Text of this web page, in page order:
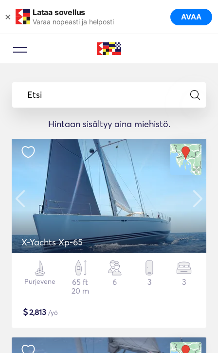
× Lataa sovellus
Varaa nopeasti ja helposti AVAA
Etsi
Hintaan sisältyy aina miehistö.
X-Yachts Xp-65
Purjevene
65 ft
20 m
6 3 3
$2,813 /yö